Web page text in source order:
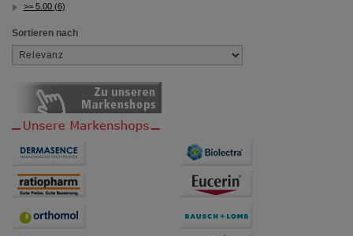
>= 5.00 (6)
Sortieren nach